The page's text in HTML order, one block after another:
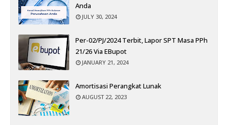
Anda
JULY 30, 2024
Per-02/PJ/2024 Terbit, Lapor SPT Masa PPh
21/26 Via EBupot
JANUARY 21, 2024
Amortisasi Perangkat Lunak
AUGUST 22, 2023